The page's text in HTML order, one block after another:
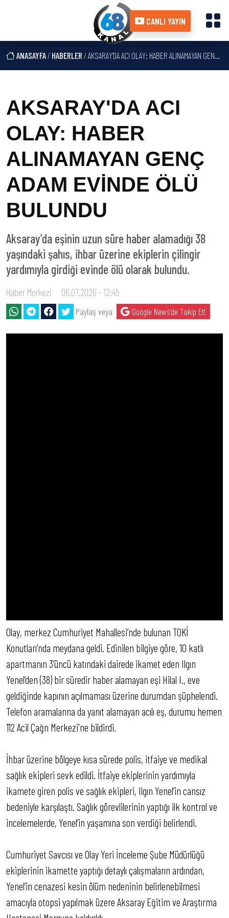
CANLI YAYIN
ANASAYFA/ HABERLER / AKSARAY'DA ACI OLAY: HABER ALINAMAYAN GENÇ ADAM EVİNDE ÖLÜ BULUNDU
AKSARAY'DA ACI
OLAY: HABER
ALINAMAYAN GENÇ
ADAM EVİNDE ÖLÜ
BULUNDU
Aksaray’da eşinin uzun süre haber alamadığı 38
yaşındaki şahıs, ihbar üzerine ekiplerin çilingir
yardımıyla girdiği evinde ölü olarak bulundu.
Haber Merkezi 06.07.2026 - 12:45
Paylaş veya Google News'de Takip Et!
Olay, merkez Cumhuriyet Mahallesi’nde bulunan TOKİ
Konutları’nda meydana geldi. Edinilen bilgiye göre, 10 katlı
apartmanın 3’üncü katındaki dairede ikamet eden Ilgın
Yenel’den (38) bir süredir haber alamayan eşi Hilal I., eve
geldiğinde kapının açılmaması üzerine durumdan şüphelendi.
Telefon aramalarına da yanıt alamayan acılı eş, durumu hemen
112 Acil Çağrı Merkezi'ne bildirdi.
İhbar üzerine bölgeye kısa sürede polis, itfaiye ve medikal
sağlık ekipleri sevk edildi. İtfaiye ekiplerinin yardımıyla
ikamete giren polis ve sağlık ekipleri, Ilgın Yenel’in cansız
bedeniyle karşılaştı. Sağlık görevlilerinin yaptığı ilk kontrol ve
incelemelerde, Yenel’in yaşamına son verdiği belirlendi.
Cumhuriyet Savcısı ve Olay Yeri İnceleme Şube Müdürlüğü
ekiplerinin ikamette yaptığı detaylı çalışmaların ardından,
Yenel’in cenazesi kesin ölüm nedeninin belirlenebilmesi
amacıyla otopsi yapılmak üzere Aksaray Eğitim ve Araştırma